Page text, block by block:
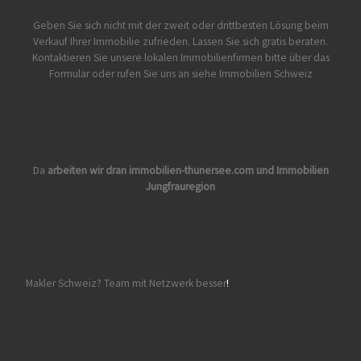
Geben Sie sich nicht mit der zweit oder drittbesten Lösung beim
Verkauf Ihrer Immobilie zufrieden. Lassen Sie sich gratis beraten.
Kontaktieren Sie unsere lokalen Immobilienfirmen bitte über das
Formular oder rufen Sie uns an siehe Immobilien Schweiz
Da arbeiten wir dran immobilien-thunersee.com und Immobilien
Jungfrauregion
Makler Schweiz? Team mit Netzwerk besser!